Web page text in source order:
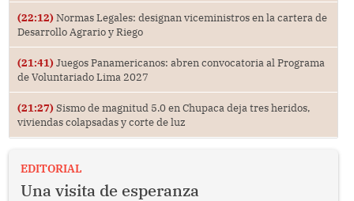
(22:12) Normas Legales: designan viceministros en la cartera de
Desarrollo Agrario y Riego
(21:41) Juegos Panamericanos: abren convocatoria al Programa
de Voluntariado Lima 2027
(21:27) Sismo de magnitud 5.0 en Chupaca deja tres heridos,
viviendas colapsadas y corte de luz
EDITORIAL
Una visita de esperanza